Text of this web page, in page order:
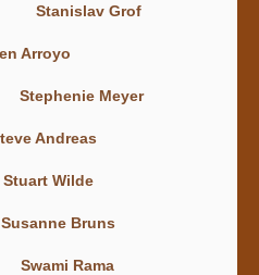
Stanislav Grof
Arroyo
Stephenie Meyer
Andreas
Stuart Wilde
Susanne Bruns
Swami Rama